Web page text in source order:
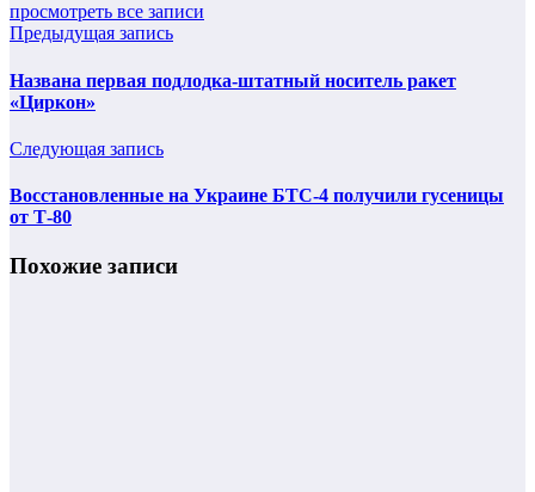
просмотреть все записи
Предыдущая запись
Названа первая подлодка-штатный носитель ракет
«Циркон»
Следующая запись
Восстановленные на Украине БТС-4 получили гусеницы
от Т-80
Похожие записи